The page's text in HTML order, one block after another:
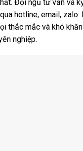
Đội ngũ tư vấn và
hotline, email, zalo.
thắc mắc và khó
nghiệp.